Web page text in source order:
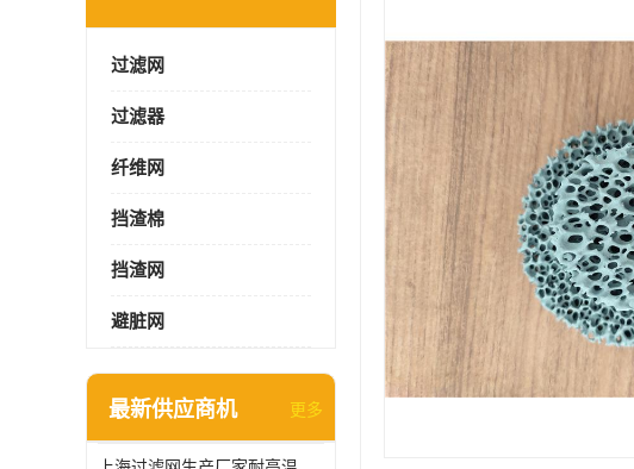
过滤网
过滤器
纤维网
挡渣棉
挡渣网
避脏网
最新供应商机 更多